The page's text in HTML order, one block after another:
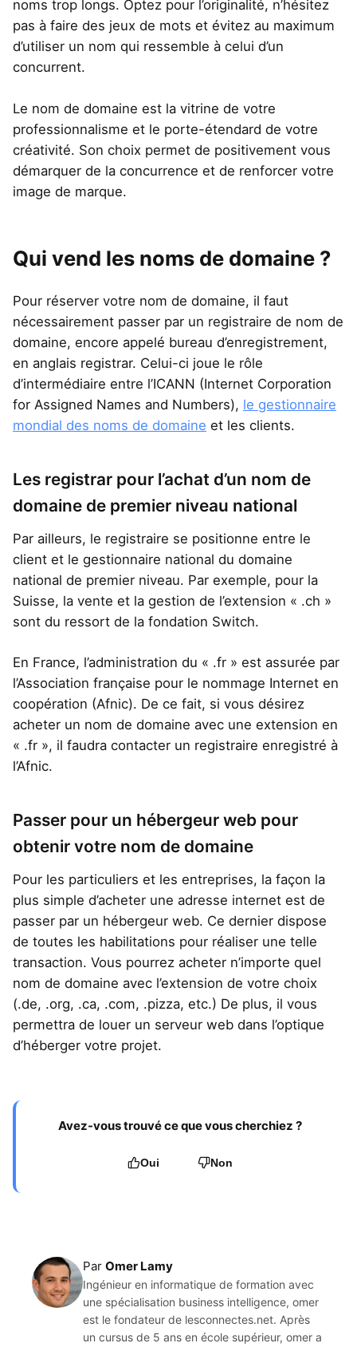
noms trop longs. Optez pour l’originalité, n’hésitez
pas à faire des jeux de mots et évitez au maximum
d’utiliser un nom qui ressemble à celui d’un
concurrent.
Le nom de domaine est la vitrine de votre
professionnalisme et le porte-étendard de votre
créativité. Son choix permet de positivement vous
démarquer de la concurrence et de renforcer votre
image de marque.
Qui vend les noms de domaine ?
Pour réserver votre nom de domaine, il faut
nécessairement passer par un registraire de nom de
domaine, encore appelé bureau d’enregistrement,
en anglais registrar. Celui-ci joue le rôle
d’intermédiaire entre l’ICANN (Internet Corporation
for Assigned Names and Numbers), le gestionnaire
mondial des noms de domaine et les clients.
Les registrar pour l’achat d’un nom de
domaine de premier niveau national
Par ailleurs, le registraire se positionne entre le
client et le gestionnaire national du domaine
national de premier niveau. Par exemple, pour la
Suisse, la vente et la gestion de l’extension « .ch »
sont du ressort de la fondation Switch.
En France, l’administration du « .fr » est assurée par
l’Association française pour le nommage Internet en
coopération (Afnic). De ce fait, si vous désirez
acheter un nom de domaine avec une extension en
« .fr », il faudra contacter un registraire enregistré à
l’Afnic.
Passer pour un hébergeur web pour
obtenir votre nom de domaine
Pour les particuliers et les entreprises, la façon la
plus simple d’acheter une adresse internet est de
passer par un hébergeur web. Ce dernier dispose
de toutes les habilitations pour réaliser une telle
transaction. Vous pourrez acheter n’importe quel
nom de domaine avec l’extension de votre choix
(.de, .org, .ca, .com, .pizza, etc.) De plus, il vous
permettra de louer un serveur web dans l’optique
d’héberger votre projet.
Avez-vous trouvé ce que vous cherchiez ?
Oui Non
Par Omer Lamy
Ingénieur en informatique de formation avec
une spécialisation business intelligence, omer
est le fondateur de lesconnectes.net. Après
un cursus de 5 ans en école supérieur, omer a